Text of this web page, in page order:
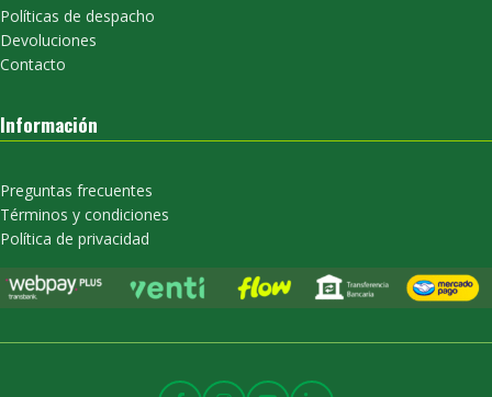
Políticas de despacho
Devoluciones
Contacto
Información
Preguntas frecuentes
Términos y condiciones
Política de privacidad